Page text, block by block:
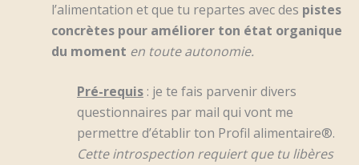
l’alimentation et que tu repartes avec des pistes
concrètes pour améliorer ton état organique
du moment en toute autonomie.
Pré-requis : je te fais parvenir divers
questionnaires par mail qui vont me
permettre d’établir ton Profil alimentaire®.
Cette introspection requiert que tu libères